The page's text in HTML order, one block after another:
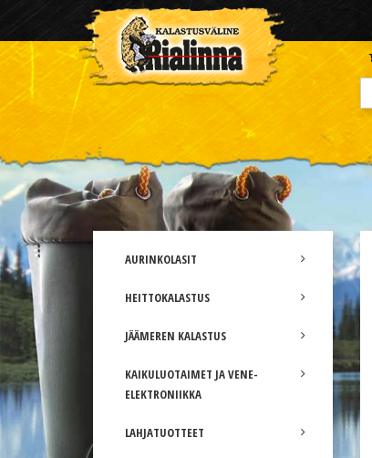
AURINKOLASIT
HEITTOKALASTUS
JÄÄMEREN KALASTUS
KAIKULUOTAIMET JA VENE-
ELEKTRONIIKKA
LAHJATUOTTEET